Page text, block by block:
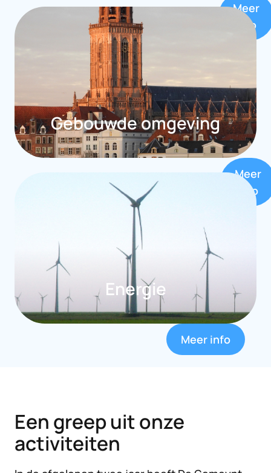
Meer
info
Gebouwde omgeving
Meer
info
Energie
Meer info
Een greep uit onze
activiteiten